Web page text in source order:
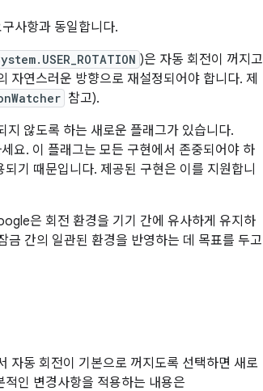
사항과 동일합니다.
)은 자동 회전이 꺼지고
자연스러운 방향으로 재설정되어야 합니다. 제
참고).
지 않도록 하는 새로운 플래그가 있습니다.
요. 이 플래그는 모든 구현에서 존중되어야 하
기 때문입니다. 제공된 구현은 이를 지원합니
은 회전 환경을 기기 간에 유사하게 유지하
금 간의 일관된 환경을 반영하는 데 목표를 두고
자동 회전이 기본으로 꺼지도록 선택하면 새로
인 변경사항을 적용하는 내용은